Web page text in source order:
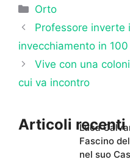
Categorie
Orto
Professore inverte
invecchiamento in
Vive con una
cui va incontro
Articoli recenti
Luca
Fascino
nel suo